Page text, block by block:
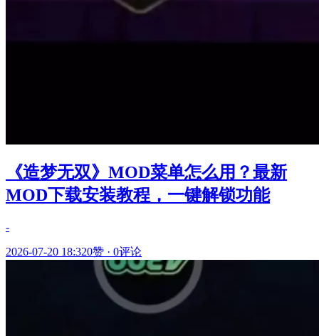
《造梦无双》MOD菜单怎么用？最新
MOD下载安装教程，一键解锁功能
-
2026-07-20 18:320赞 · 0评论